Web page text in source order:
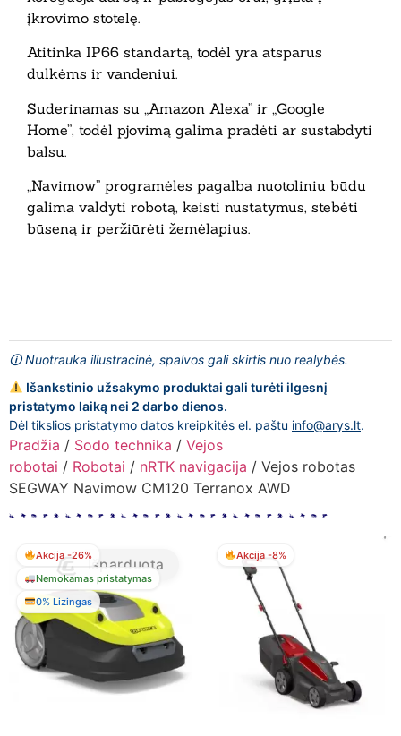
įkrovimo stotelę.
Atitinka IP66 standartą, todėl yra atsparus
dulkėms ir vandeniui.
Suderinamas su „Amazon Alexa” ir „Google
Home”, todėl pjovimą galima pradėti ar sustabdyti
balsu.
„Navimow” programėles pagalba nuotoliniu būdu
galima valdyti robotą, keisti nustatymus, stebėti
būseną ir peržiūrėti žemėlapius.
🛈 Nuotrauka iliustracinė, spalvos gali skirtis nuo realybės.
Išankstinio užsakymo produktai gali turėti ilgesnį
pristatymo laiką nei 2 darbo dienos.
Dėl tikslios pristatymo datos kreipkitės el. paštu info@arys.lt.
Pradžia / Sodo technika / Vejos
robotai / Robotai / nRTK navigacija / Vejos robotas
SEGWAY Navimow CM120 Terranox AWD
Akcija -26%
Nemokamas pristatymas
0% Lizingas
Išparduota
Akcija -8%